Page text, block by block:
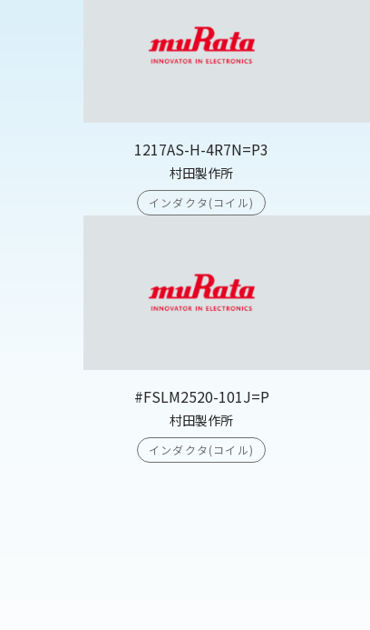
1217AS-H-4R7N=P3
村田製作所
インダクタ(コイル)
#FSLM2520-101J=P
村田製作所
インダクタ(コイル)